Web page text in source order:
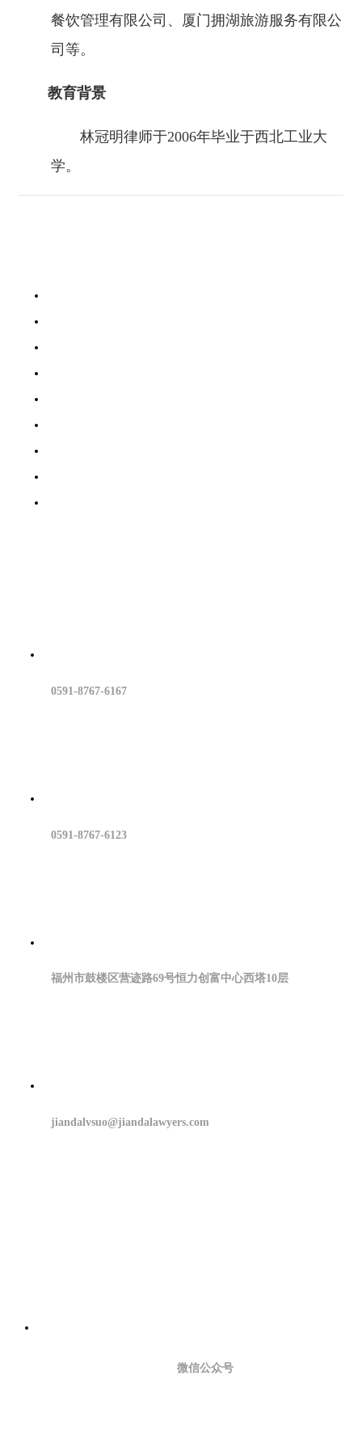
餐饮管理有限公司、厦门拥湖旅游服务有限公
司等。
教育背景
林冠明律师于2006年毕业于西北工业大
学。
0591-8767-6167
0591-8767-6123
福州市鼓楼区营迹路69号恒力创富中心西塔10层
jiandalvsuo@jiandalawyers.com
微信公众号